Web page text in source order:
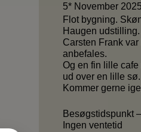
5* November
Flot bygning.
Haugen
Carsten Frank
anbefales.
Og en fin lille
ud over en lille sø.
Kommer gerne
Besøgstidspunkt
Ingen ventetid